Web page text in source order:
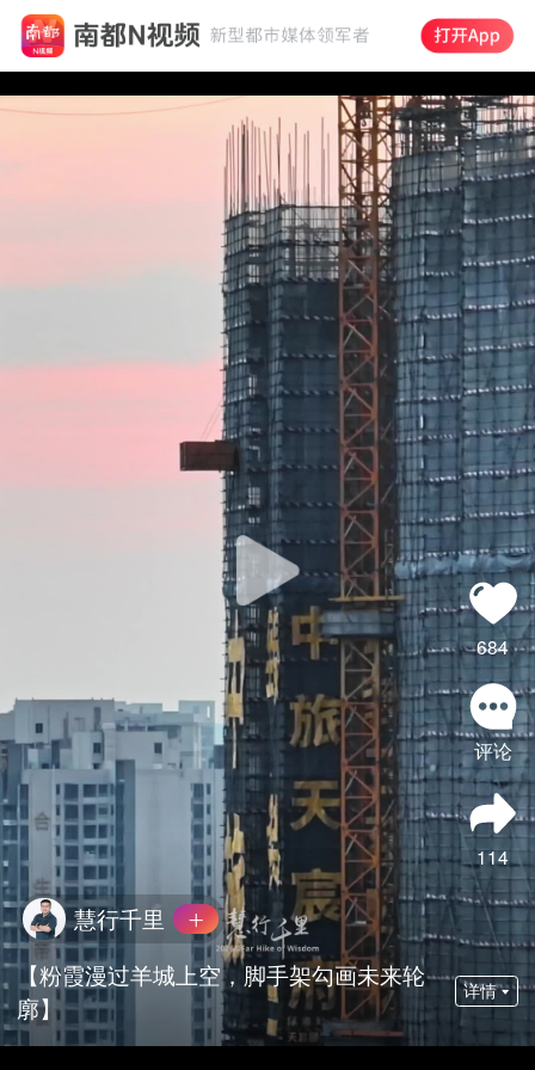
684
评论
114
慧行千里
【粉霞漫过羊城上空，脚手架勾画未来轮
廓】
详情